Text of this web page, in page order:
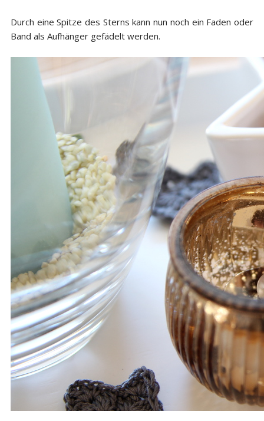
Durch eine Spitze des Sterns kann nun noch ein Faden oder
Band als Aufhänger gefädelt werden.